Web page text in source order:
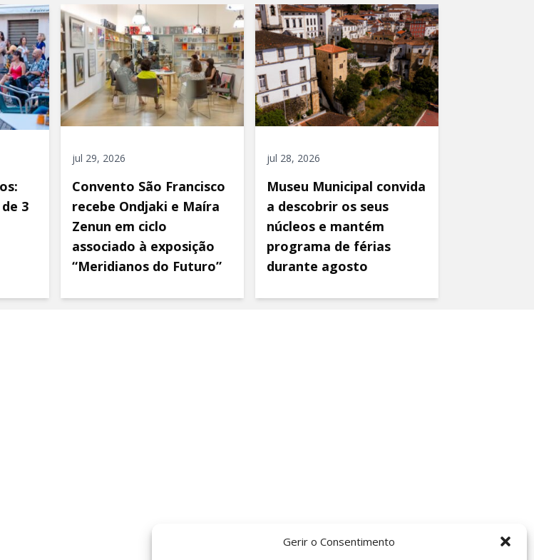
Gerir o Consentimento
3
jul 29, 2026
Convento São Francisco
recebe Ondjaki e Maíra
Zenun em ciclo
associado à exposição
“Meridianos do Futuro”
jul 28, 2026
Museu Municipal convida
a descobrir os seus
núcleos e mantém
programa de férias
durante agosto